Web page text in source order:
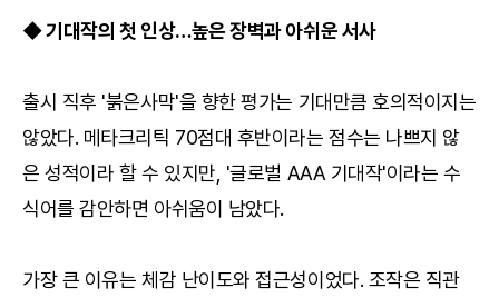
◆ 기대작의 첫 인상…높은 장벽과 아쉬운 서사
출시 직후 '붉은사막'을 향한 평가는 기대만큼 호의적이지는
않았다. 메타크리틱 70점대 후반이라는 점수는 나쁘지 않
은 성적이라 할 수 있지만, '글로벌 AAA 기대작'이라는 수
식어를 감안하면 아쉬움이 남았다.
가장 큰 이유는 체감 난이도와 접근성이었다. 조작은 직관